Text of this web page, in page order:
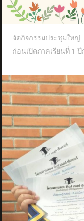
จัดกิจกรรมประชุมให
ก่อนเปิดภาคเรียนที่ 1 ปี